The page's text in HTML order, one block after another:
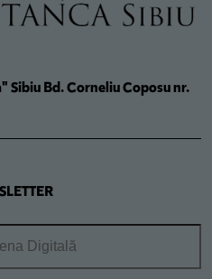
Sibiu Bd. Corneliu Coposu nr.